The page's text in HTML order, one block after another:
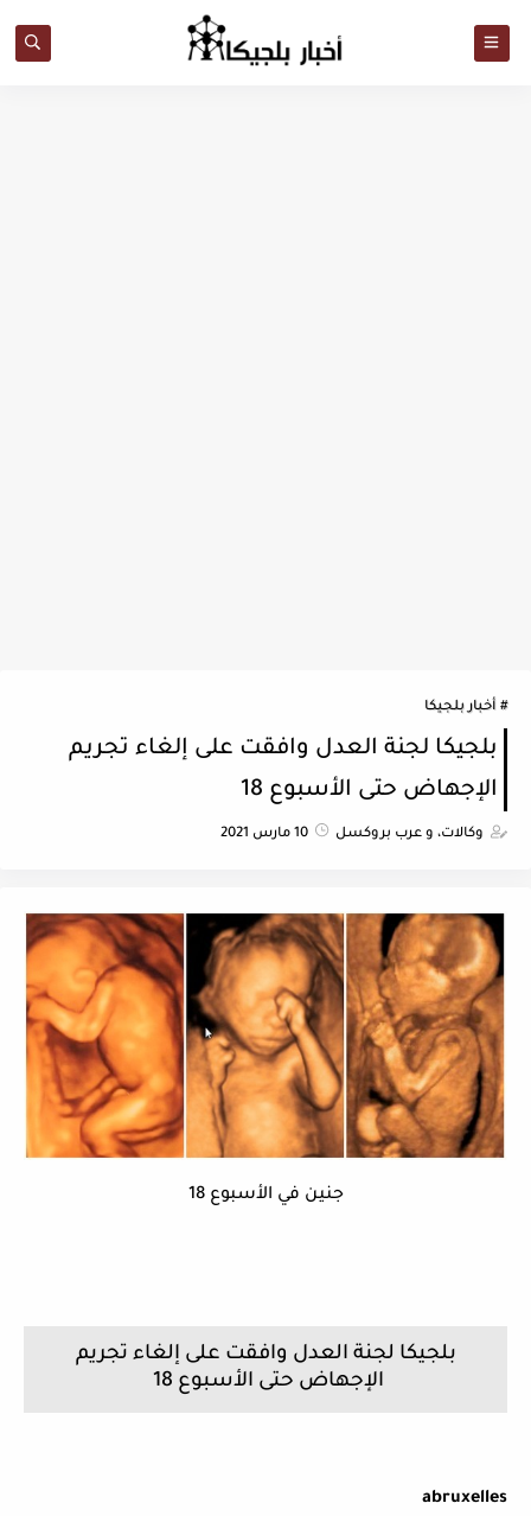
أخبار بلجيكا
بلجيكا لجنة العدل وافقت على إلغاء تجريم
الإجهاض حتى الأسبوع 18
وكالات، و عرب بروكسل 10 مارس 2021
جنين في الأسبوع 18
بلجيكا لجنة العدل وافقت على إلغاء تجريم
الإجهاض حتى الأسبوع 18
abruxelles